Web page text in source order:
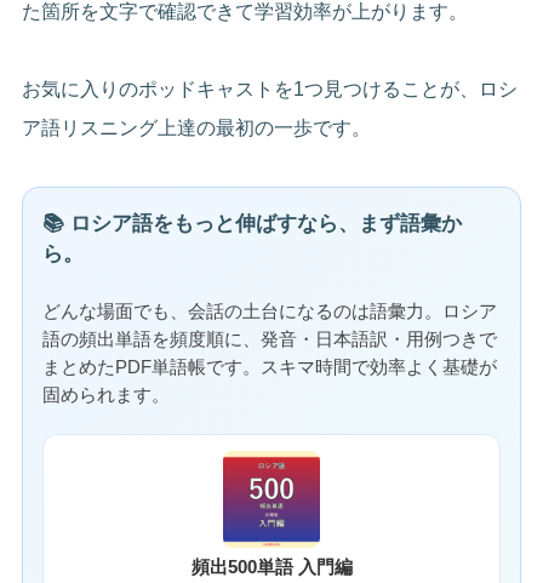
た箇所を文字で確認できて学習効率が上がります。
お気に入りのポッドキャストを1つ見つけることが、ロシ
ア語リスニング上達の最初の一歩です。
📚 ロシア語をもっと伸ばすなら、まず語彙か
ら。
どんな場面でも、会話の土台になるのは語彙力。ロシア
語の頻出単語を頻度順に、発音・日本語訳・用例つきで
まとめたPDF単語帳です。スキマ時間で効率よく基礎が
固められます。
頻出500単語 入門編